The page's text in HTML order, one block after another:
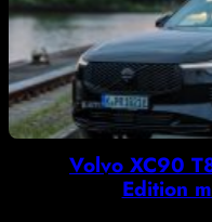
Volvo XC90
Edition